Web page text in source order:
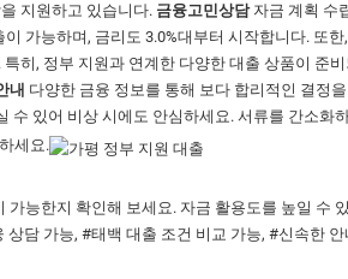
지원하고 있습니다. 금융고민상담자금 계획 수
가능하며, 금리도 3.0%대부터 시작합니다. 또
히, 정부 지원과 연계한 다양한 대출 상품이 준
내 다양한 금융 정보를 통해 보다 합리적인 결정
있어 비상 시에도 안심하세요. 서류를 간소화
세요.
능한지 확인해 보세요. 자금 활용도를 높일 수
담 가능, #태백 대출 조건 비교 가능, #신속한